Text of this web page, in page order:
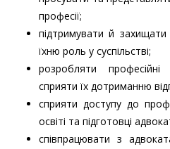
професії;
підтримувати й захищати
їхню роль у суспільстві;
розробляти
сприяти їх дотриманню
сприяти доступу до
освіті та підготовці
співпрацювати з